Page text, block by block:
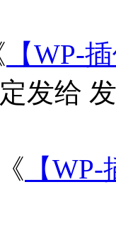
【WP-
发给
【